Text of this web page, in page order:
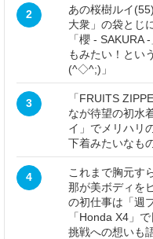
2
あの桜樹ルイ
大衆」の袋とじ
「櫻 - SAKURA
もみたい！とい
(^◇^;)」
3
「FRUITS
なが待望の初水
イ」でメリハリ
下着みたいなも
4
これまで胸元す
那が美ボディを
の初仕事は「週
「Honda X4」
挑戦への想いも